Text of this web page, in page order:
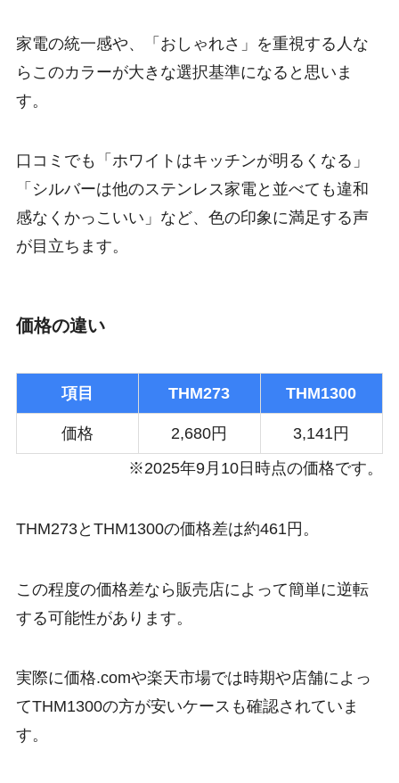
家電の統一感や、「おしゃれさ」を重視する人な
らこのカラーが大きな選択基準になると思いま
す。
口コミでも「ホワイトはキッチンが明るくなる」
「シルバーは他のステンレス家電と並べても違和
感なくかっこいい」など、色の印象に満足する声
が目立ちます。
価格の違い
項目 THM273 THM1300
価格 2,680円
3,141円
※2025年9月10日時点の価格です。
THM273とTHM1300の価格差は約461円。
この程度の価格差なら販売店によって簡単に逆転
する可能性があります。
実際に価格.comや楽天市場では時期や店舗によっ
てTHM1300の方が安いケースも確認されていま
す。